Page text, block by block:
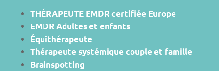
THÉRAPEUTE EMDR certifiée Europe
EMDR Adultes et enfants
Équithérapeute
Thérapeute systémique couple et famille
Brainspotting